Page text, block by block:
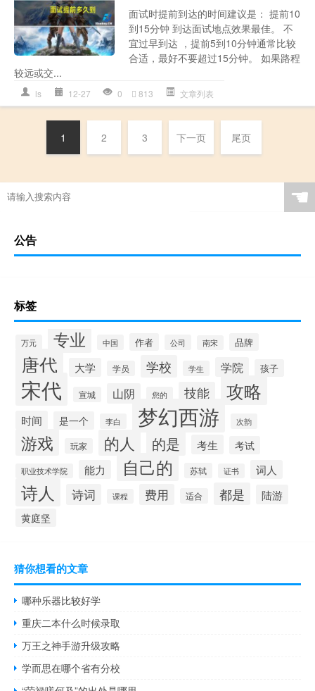
面试时提前到达的时间建议是： 提前10
到15分钟 到达面试地点效果最佳。 不
宜过早到达 ，提前5到10分钟通常比较
合适，最好不要超过15分钟。 如果路程
较远或交...
ls 12-27 0 813 文章列表
1 2 3 下一页 尾页
☚
公告
标签
万元 专业 中国 作者 公司 南宋 品牌
唐代 大学 学员 学校 学生 学院 孩子
宋代 宣城 山阴 您的 技能 攻略
时间 是一个 李白 梦幻西游 次韵
游戏 玩家 的人 的是 考生 考试
职业技术学院 能力 自己的 苏轼 证书 词人
诗人 诗词 课程 费用 适合 都是 陆游
黄庭坚
猜你想看的文章
哪种乐器比较好学
重庆二本什么时候录取
万王之神手游升级攻略
学而思在哪个省有分校